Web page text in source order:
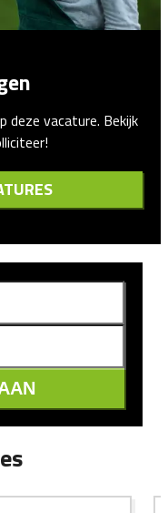
deze vacature. Bekijk